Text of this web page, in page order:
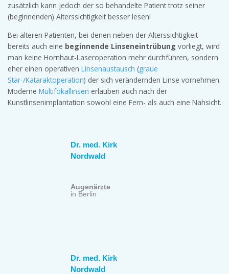
zusätzlich kann jedoch der so behandelte Patient trotz seiner
(beginnenden) Alterssichtigkeit besser lesen!
Bei älteren Patienten, bei denen neben der Alterssichtigkeit
bereits auch eine beginnende Linseneintrübung vorliegt, wird
man keine Hornhaut-Laseroperation mehr durchführen, sondern
eher einen operativen Linsenaustausch (graue
Star-/Kataraktoperation) der sich verändernden Linse vornehmen.
Moderne Multifokallinsen erlauben auch nach der
Kunstlinsenimplantation sowohl eine Fern- als auch eine Nahsicht.
Dr. med. Kirk
Nordwald
Augenärzte
in Berlin
Dr. med. Kirk
Nordwald